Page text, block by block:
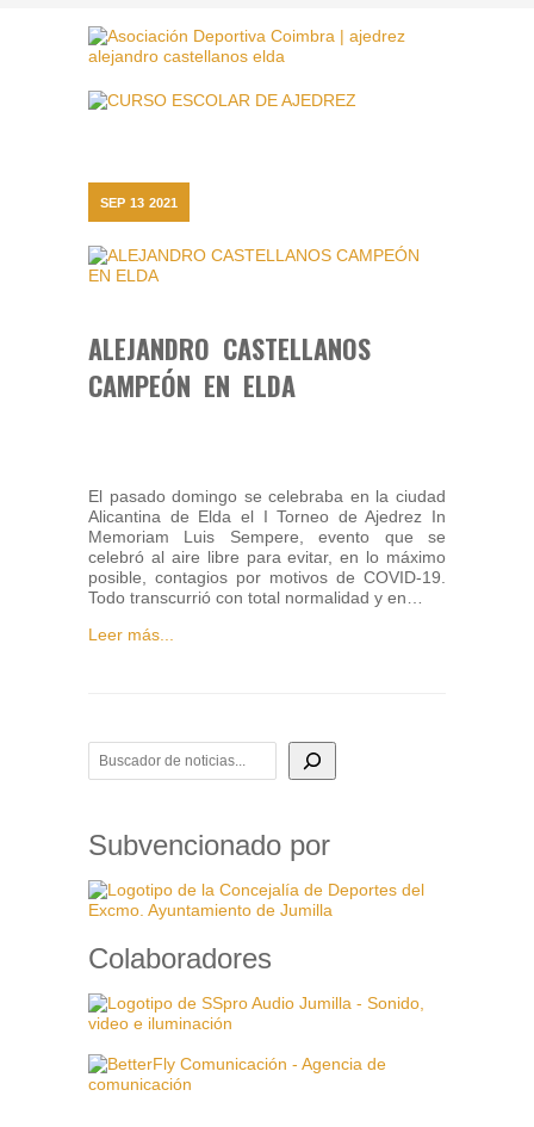
SEP 13 2021
ALEJANDRO CASTELLANOS
CAMPEÓN EN ELDA
El pasado domingo se celebraba en la ciudad
Alicantina de Elda el I Torneo de Ajedrez In
Memoriam Luis Sempere, evento que se
celebró al aire libre para evitar, en lo máximo
posible, contagios por motivos de COVID-19.
Todo transcurrió con total normalidad y en…
Leer más...
BUSCADOR DE NOTICIAS
Subvencionado por
Colaboradores